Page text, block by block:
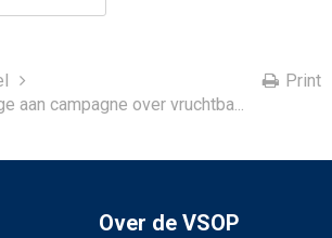
aan campagne over vruchtba...
Print
Over de VSOP